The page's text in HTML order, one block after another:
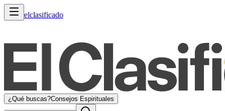
elclasificado
¿Qué buscas?Consejos Espirituales